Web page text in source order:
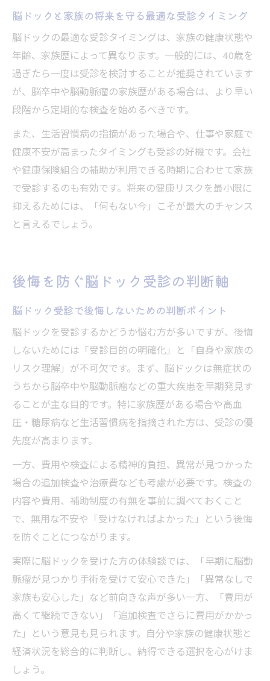
脳ドックと家族の将来を守る最適な受診タイミング
脳ドックの最適な受診タイミングは、家族の健康状態や
年齢、家族歴によって異なります。一般的には、40歳を
過ぎたら一度は受診を検討することが推奨されています
が、脳卒中や脳動脈瘤の家族歴がある場合は、より早い
段階から定期的な検査を始めるべきです。
また、生活習慣病の指摘があった場合や、仕事や家庭で
健康不安が高まったタイミングも受診の好機です。会社
や健康保険組合の補助が利用できる時期に合わせて家族
で受診するのも有効です。将来の健康リスクを最小限に
抑えるためには、「何もない今」こそが最大のチャンス
と言えるでしょう。
後悔を防ぐ脳ドック受診の判断軸
脳ドック受診で後悔しないための判断ポイント
脳ドックを受診するかどうか悩む方が多いですが、後悔
しないためには「受診目的の明確化」と「自身や家族の
リスク理解」が不可欠です。まず、脳ドックは無症状の
うちから脳卒中や脳動脈瘤などの重大疾患を早期発見す
ることが主な目的です。特に家族歴がある場合や高血
圧・糖尿病など生活習慣病を指摘された方は、受診の優
先度が高まります。
一方、費用や検査による精神的負担、異常が見つかった
場合の追加検査や治療費なども考慮が必要です。検査の
内容や費用、補助制度の有無を事前に調べておくこと
で、無用な不安や「受けなければよかった」という後悔
を防ぐことにつながります。
実際に脳ドックを受けた方の体験談では、「早期に脳動
脈瘤が見つかり手術を受けて安心できた」「異常なしで
家族も安心した」など前向きな声が多い一方、「費用が
高くて継続できない」「追加検査でさらに費用がかかっ
た」という意見も見られます。自分や家族の健康状態と
経済状況を総合的に判断し、納得できる選択を心がけま
しょう。